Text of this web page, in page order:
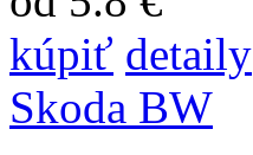
kúpiť detaily
Skoda BW